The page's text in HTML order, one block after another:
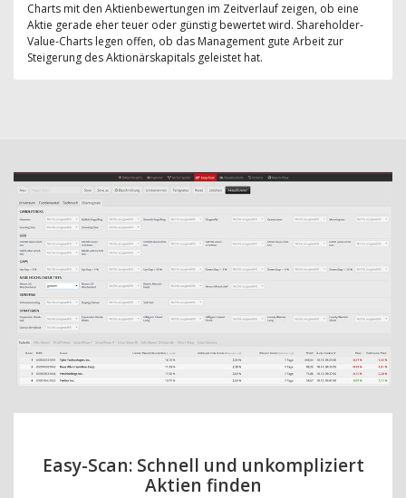
Charts mit den Aktienbewertungen im Zeitverlauf zeigen, ob eine
Aktie gerade eher teuer oder günstig bewertet wird. Shareholder-
Value-Charts legen offen, ob das Management gute Arbeit zur
Steigerung des Aktionärskapitals geleistet hat.
Easy-Scan: Schnell und unkompliziert
Aktien finden